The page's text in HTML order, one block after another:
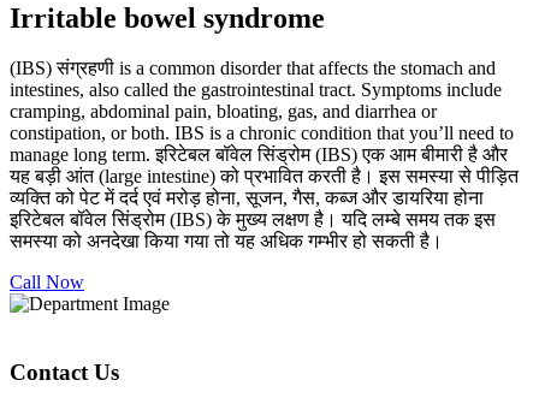
Irritable bowel syndrome
(IBS) संग्रहणी is a common disorder that affects the stomach and
intestines, also called the gastrointestinal tract. Symptoms include
cramping, abdominal pain, bloating, gas, and diarrhea or
constipation, or both. IBS is a chronic condition that you’ll need to
manage long term. इरिटेबल बॉवेल सिंड्रोम (IBS) एक आम बीमारी है और
यह बड़ी आंत (large intestine) को प्रभावित करती है। इस समस्या से पीड़ित
व्यक्ति को पेट में दर्द एवं मरोड़ होना, सूजन, गैस, कब्ज और डायरिया होना
इरिटेबल बॉवेल सिंड्रोम (IBS) के मुख्य लक्षण है। यदि लम्बे समय तक इस
समस्या को अनदेखा किया गया तो यह अधिक गम्भीर हो सकती है।
Call Now
Contact Us